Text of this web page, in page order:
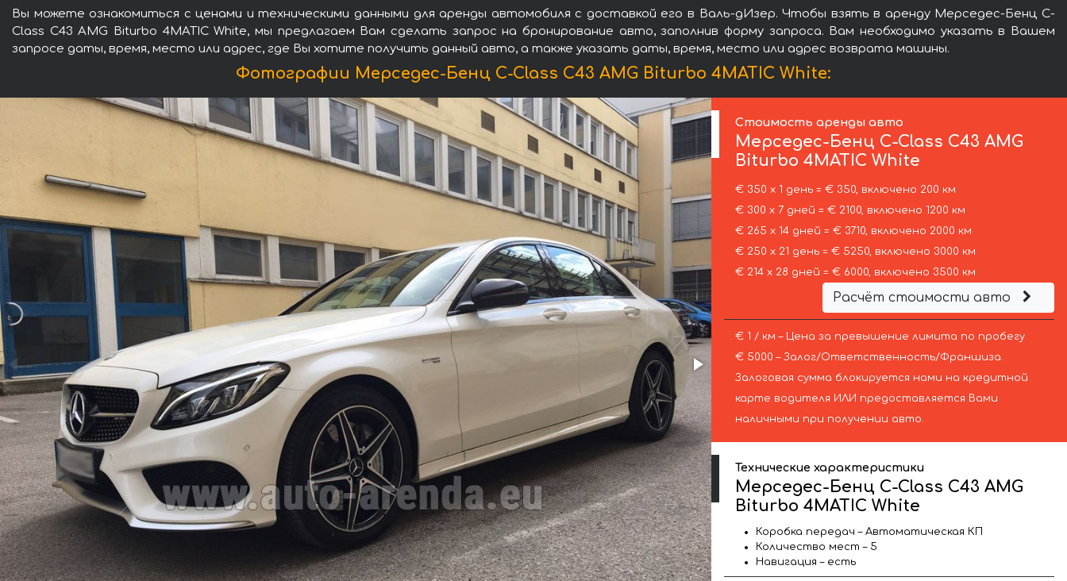
Вы можете ознакомиться с ценами и техническими данными для аренды автомобиля с доставкой его в Валь-дИзер. Чтобы взять в аренду Мерседес-Бенц C-
Class C43 AMG Biturbo 4MATIC White, мы предлагаем Вам сделать запрос на бронирование авто, заполнив форму запроса. Вам необходимо указать в Вашем
запросе даты, время, место или адрес, где Вы хотите получить данный авто, а также указать даты, время, место или адрес возврата машины.
Фотографии Мерседес-Бенц C-Class C43 AMG Biturbo 4MATIC White:
Стоимость аренды авто
Мерседес-Бенц C-Class C43 AMG
Biturbo 4MATIC White
€ 350 х 1 день = € 350, включено 200 км
€ 300 х 7 дней = € 2100, включено 1200 км
€ 265 х 14 дней = € 3710, включено 2000 км
€ 250 х 21 день = € 5250, включено 3000 км
€ 214 х 28 дней = € 6000, включено 3500 км
Расчёт стоимости авто
€ 1 / км – Цена за превышение лимита по пробегу
€ 5000 – Залог/Ответственность/Франшиза.
Залоговая сумма блокируется нами на кредитной
карте водителя ИЛИ предоставляется Вами
наличными при получении авто.
Технические характеристики
Мерседес-Бенц C-Class C43 AMG
Biturbo 4MATIC White
Коробка передач – Автоматическая КП
Количество мест – 5
Навигация – есть